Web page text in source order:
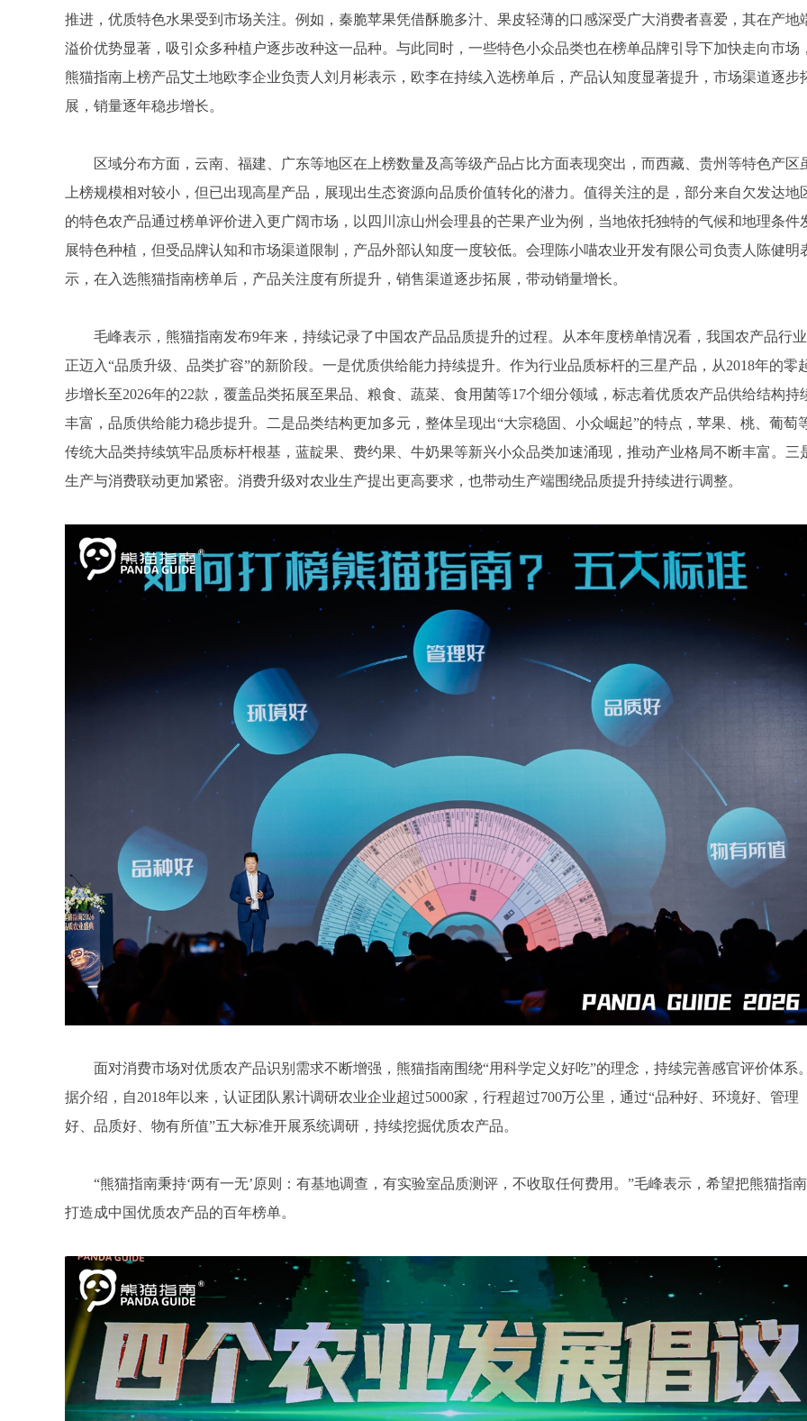
推进，优质特色水果受到市场关注。例如，秦脆苹果凭借酥脆多汁、果皮轻薄的口感深受广大消费者喜爱，其在产地
溢价优势显著，吸引众多种植户逐步改种这一品种。与此同时，一些特色小众品类也在榜单品牌引导下加快走向市场
熊猫指南上榜产品艾土地欧李企业负责人刘月彬表示，欧李在持续入选榜单后，产品认知度显著提升，市场渠道逐步
展，销量逐年稳步增长。
区域分布方面，云南、福建、广东等地区在上榜数量及高等级产品占比方面表现突出，而西藏、贵州等特色产区
上榜规模相对较小，但已出现高星产品，展现出生态资源向品质价值转化的潜力。值得关注的是，部分来自欠发达地
的特色农产品通过榜单评价进入更广阔市场，以四川凉山州会理县的芒果产业为例，当地依托独特的气候和地理条件
展特色种植，但受品牌认知和市场渠道限制，产品外部认知度一度较低。会理陈小喵农业开发有限公司负责人陈健明
示，在入选熊猫指南榜单后，产品关注度有所提升，销售渠道逐步拓展，带动销量增长。
毛峰表示，熊猫指南发布9年来，持续记录了中国农产品品质提升的过程。从本年度榜单情况看，我国农产品行业
正迈入“品质升级、品类扩容”的新阶段。一是优质供给能力持续提升。作为行业品质标杆的三星产品，从2018年的零
步增长至2026年的22款，覆盖品类拓展至果品、粮食、蔬菜、食用菌等17个细分领域，标志着优质农产品供给结构持
丰富，品质供给能力稳步提升。二是品类结构更加多元，整体呈现出“大宗稳固、小众崛起”的特点，苹果、桃、葡萄
传统大品类持续筑牢品质标杆根基，蓝靛果、费约果、牛奶果等新兴小众品类加速涌现，推动产业格局不断丰富。三
生产与消费联动更加紧密。消费升级对农业生产提出更高要求，也带动生产端围绕品质提升持续进行调整。
面对消费市场对优质农产品识别需求不断增强，熊猫指南围绕“用科学定义好吃”的理念，持续完善感官评价体系
据介绍，自2018年以来，认证团队累计调研农业企业超过5000家，行程超过700万公里，通过“品种好、环境好、管理
好、品质好、物有所值”五大标准开展系统调研，持续挖掘优质农产品。
“熊猫指南秉持‘两有一无’原则：有基地调查，有实验室品质测评，不收取任何费用。”毛峰表示，希望把熊猫指南
打造成中国优质农产品的百年榜单。